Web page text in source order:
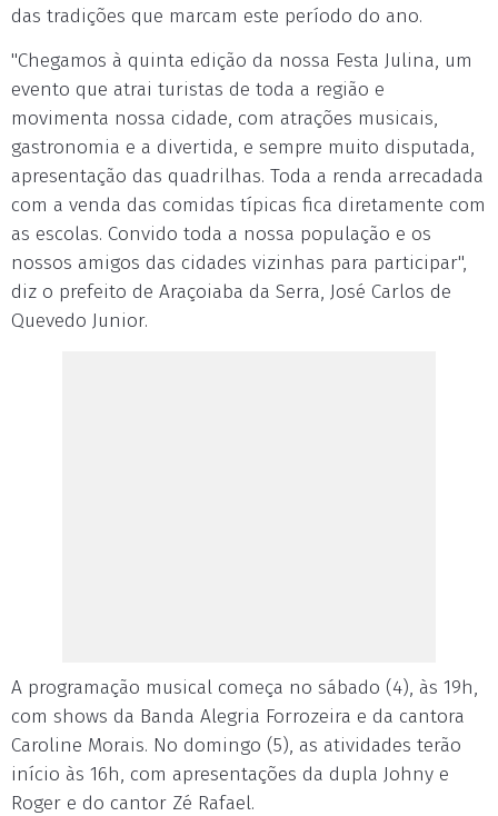
das tradições que marcam este período do ano.
"Chegamos à quinta edição da nossa Festa Julina, um
evento que atrai turistas de toda a região e
movimenta nossa cidade, com atrações musicais,
gastronomia e a divertida, e sempre muito disputada,
apresentação das quadrilhas. Toda a renda arrecadada
com a venda das comidas típicas fica diretamente com
as escolas. Convido toda a nossa população e os
nossos amigos das cidades vizinhas para participar",
diz o prefeito de Araçoiaba da Serra, José Carlos de
Quevedo Junior.
A programação musical começa no sábado (4), às 19h,
com shows da Banda Alegria Forrozeira e da cantora
Caroline Morais. No domingo (5), as atividades terão
início às 16h, com apresentações da dupla Johny e
Roger e do cantor Zé Rafael.